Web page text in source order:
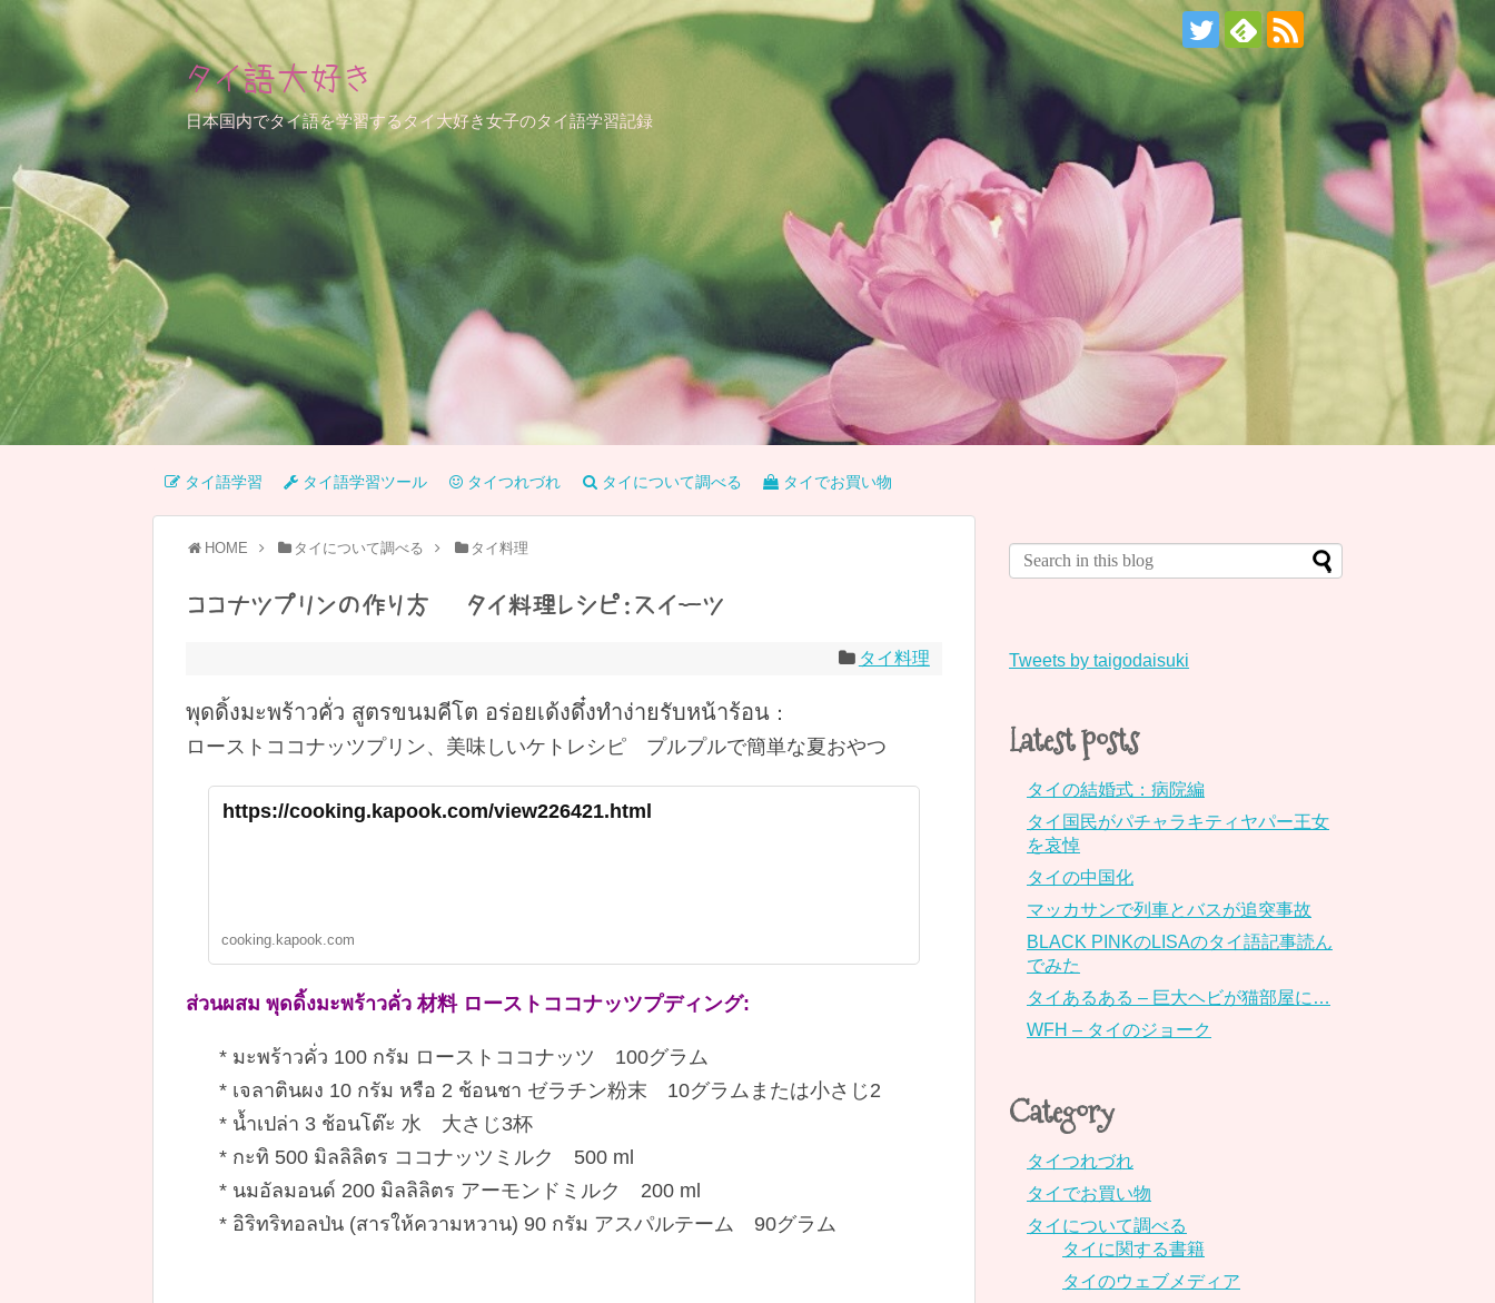
タイ語大好き
日本国内でタイ語を学習するタイ大好き女子のタイ語学習記録
タイ語学習 タイ語学習ツール タイつれづれ タイについて調べる タイでお買い物
HOME タイについて調べる タイ料理
ココナツプリンの作り方 – タイ料理レシピ：スイーツ
タイ料理
พุดดิ้งมะพร้าวคั่ว สูตรขนมคีโต อร่อยเด้งดึ๋งทำง่ายรับหน้าร้อน ：
ローストココナッツプリン、美味しいケトレシピ プルプルで簡単な夏おやつ
https://cooking.kapook.com/view226421.html
cooking.kapook.com
ส่วนผสม พุดดิ้งมะพร้าวคั่ว 材料 ローストココナッツプディング:
* มะพร้าวคั่ว 100 กรัม ローストココナッツ 100グラム
* เจลาตินผง 10 กรัม หรือ 2 ช้อนชา ゼラチン粉末 10グラムまたは小さじ2
* น้ำเปล่า 3 ช้อนโต๊ะ 水 大さじ3杯
* กะทิ 500 มิลลิลิตร ココナッツミルク 500 ml
* นมอัลมอนด์ 200 มิลลิลิตร アーモンドミルク 200 ml
* อิริทริทอลป่น (สารให้ความหวาน) 90 กรัม アスパルテーム 90グラム
Tweets by taigodaisuki
Latest posts
タイの結婚式：病院編
タイ国民がパチャラキティヤパー王女
を哀悼
タイの中国化
マッカサンで列車とバスが追突事故
BLACK PINKのLISAのタイ語記事読ん
でみた
タイあるある – 巨大ヘビが猫部屋に…
WFH – タイのジョーク
Category
タイつれづれ
タイでお買い物
タイについて調べる
タイに関する書籍
タイのウェブメディア